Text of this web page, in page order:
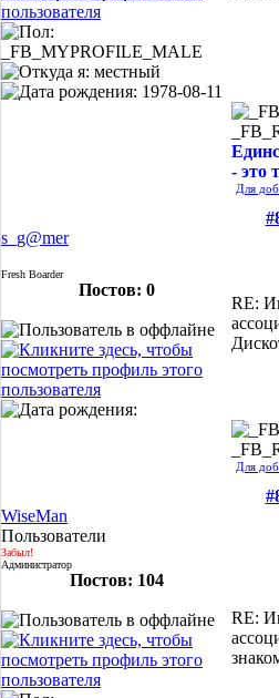
- это
Для
s_g@mer
Fresh Boarder
Постов: 0
RE:
Для
WiseMan
Пользователи
Забыл!
Администратор
Постов: 104
RE: